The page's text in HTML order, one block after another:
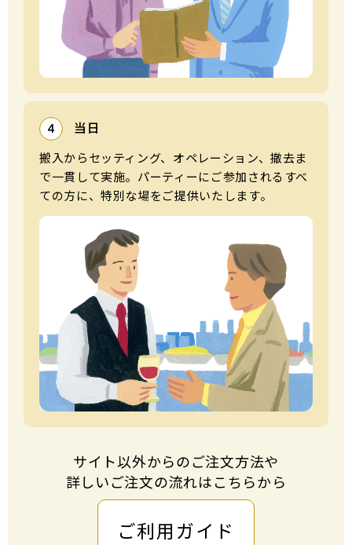
4 当日
搬⼊からセッティング、オペレーション、撤去ま
で⼀貫して実施。パーティーにご参加されるすべ
ての⽅に、特別な場をご提供いたします。
サイト以外からのご注⽂⽅法や
詳しいご注⽂の流れはこちらから
ご利用ガイド